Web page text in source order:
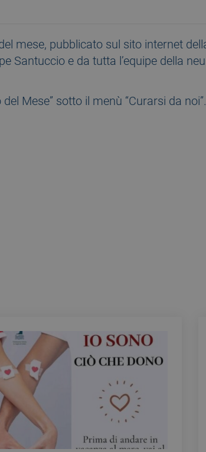
mese, pubblicato sul sito internet
Santuccio e da tutta l’equipe della
Mese” sotto il menù “Curarsi da